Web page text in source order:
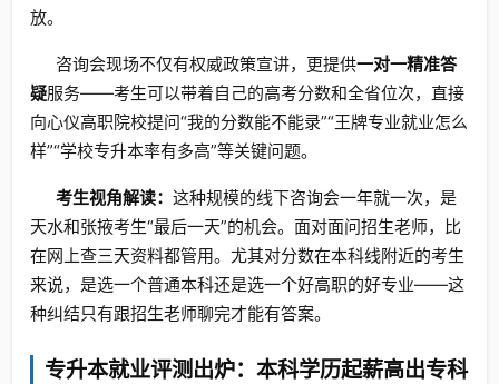
放。
咨询会现场不仅有权威政策宣讲，更提供一对一精准答
疑服务——考生可以带着自己的高考分数和全省位次，直接
向心仪高职院校提问“我的分数能不能录”“王牌专业就业怎么
样”“学校专升本率有多高”等关键问题。
考生视角解读： 这种规模的线下咨询会一年就一次，是
天水和张掖考生“最后一天”的机会。面对面问招生老师，比
在网上查三天资料都管用。尤其对分数在本科线附近的考生
来说，是选一个普通本科还是选一个好高职的好专业——这
种纠结只有跟招生老师聊完才能有答案。
专升本就业评测出炉：本科学历起薪高出专科